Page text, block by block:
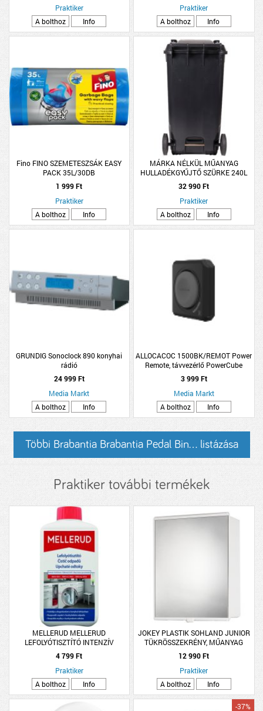
Praktiker
A bolthoz
Info
Praktiker
A bolthoz
Info
Fino FINO SZEMETESZSÁK EASY
PACK 35L/30DB
1 999 Ft
Praktiker
A bolthoz
Info
MÁRKA NÉLKÜL MŰANYAG
HULLADÉKGYŰJTŐ SZÜRKE 240L
SZÖGLETES KEREKEKKEL
32 990 Ft
Praktiker
A bolthoz
Info
GRUNDIG Sonoclock 890 konyhai
rádió
24 999 Ft
Media Markt
A bolthoz
Info
ALLOCACOC 1500BK/REMOT Power
Remote, távvezérlő PowerCube
Remote -hoz, kapcsoló, fekete-suürke
3 999 Ft
Media Markt
A bolthoz
Info
Többi Brabantia Brabantia Pedal Bin... listázása
Praktiker további termékek
MELLERUD MELLERUD
LEFOLYÓTISZTÍTÓ INTENZÍV
TISZTÍTÓSZER AKTÍV KLÓR 1,0 L
4 799 Ft
Praktiker
A bolthoz
Info
JOKEY PLASTIK SOHLAND JUNIOR
TÜKRÖSSZEKRÉNY, MŰANYAG
31,5X40X14 CM
12 990 Ft
Praktiker
A bolthoz
Info
-37%